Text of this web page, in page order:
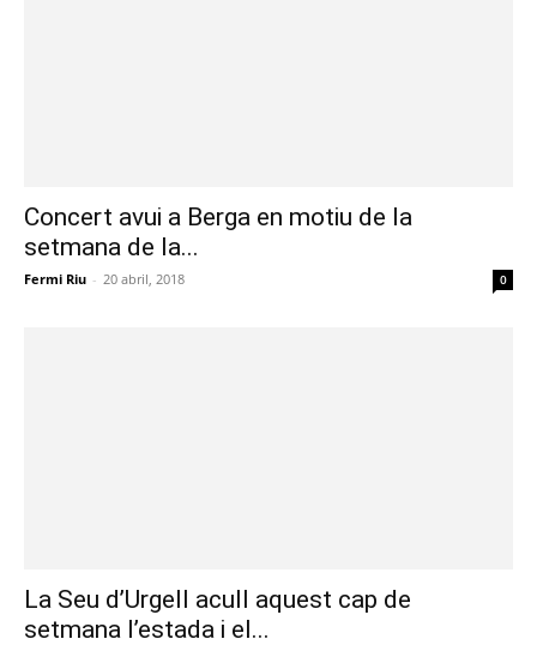
Concert avui a Berga en motiu de la
setmana de la...
Fermi Riu - 20 abril, 2018 0
La Seu d’Urgell acull aquest cap de
setmana l’estada i el...